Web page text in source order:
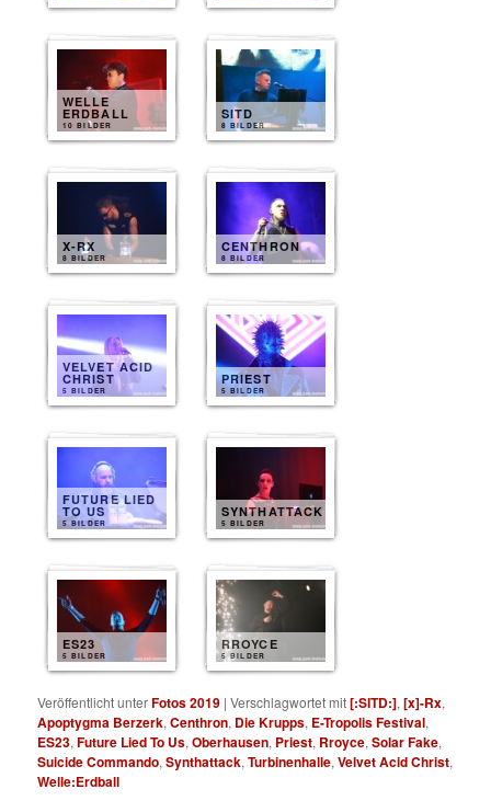
WELLE
ERDBALL
10 BILDER
SITD
8 BILDER
X-RX
8 BILDER
CENTHRON
8 BILDER
VELVET ACID
CHRIST
5 BILDER
PRIEST
5 BILDER
FUTURE LIED
TO US
5 BILDER
SYNTHATTACK
5 BILDER
ES23
5 BILDER
RROYCE
5 BILDER
Veröffentlicht unterFotos 2019 |Verschlagwortet mit[:SITD:],[x]-Rx,
Apoptygma Berzerk,Centhron, Die Krupps, E-Tropolis Festival,
ES23,Future Lied To Us,Oberhausen, Priest, Rroyce,Solar Fake,
Suicide Commando,Synthattack,Turbinenhalle,Velvet Acid Christ,
Welle:Erdball